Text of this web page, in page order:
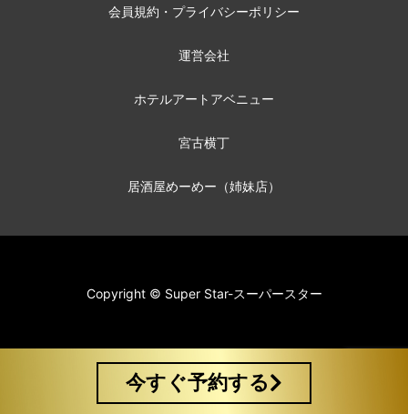
会員規約・プライバシーポリシー
運営会社
ホテルアートアベニュー
宮古横丁
居酒屋めーめー（姉妹店）
Copyright © Super Star-スーパースター
今すぐ予約する